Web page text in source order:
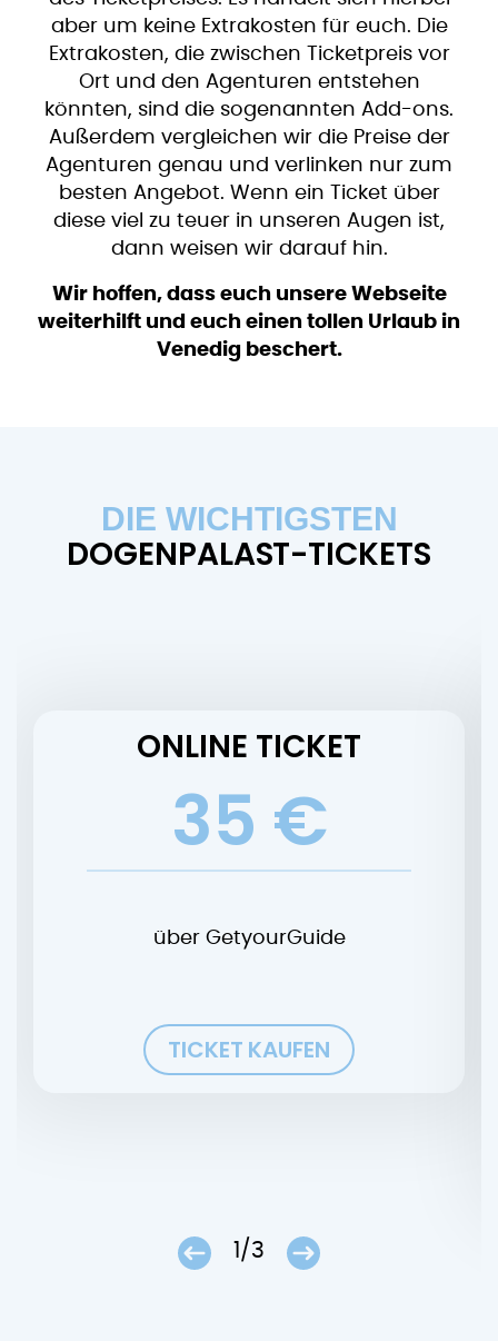
aber um keine Extrakosten für euch. Die
Extrakosten, die zwischen Ticketpreis vor
Ort und den Agenturen entstehen
könnten, sind die sogenannten Add-ons.
Außerdem vergleichen wir die Preise der
Agenturen genau und verlinken nur zum
besten Angebot. Wenn ein Ticket über
diese viel zu teuer in unseren Augen ist,
dann weisen wir darauf hin.
Wir hoffen, dass euch unsere Webseite
weiterhilft und euch einen tollen Urlaub in
Venedig beschert.
DIE WICHTIGSTEN
DOGENPALAST-TICKETS
ONLINE TICKET
35 €
über GetyourGuide
TICKET KAUFEN
1/3